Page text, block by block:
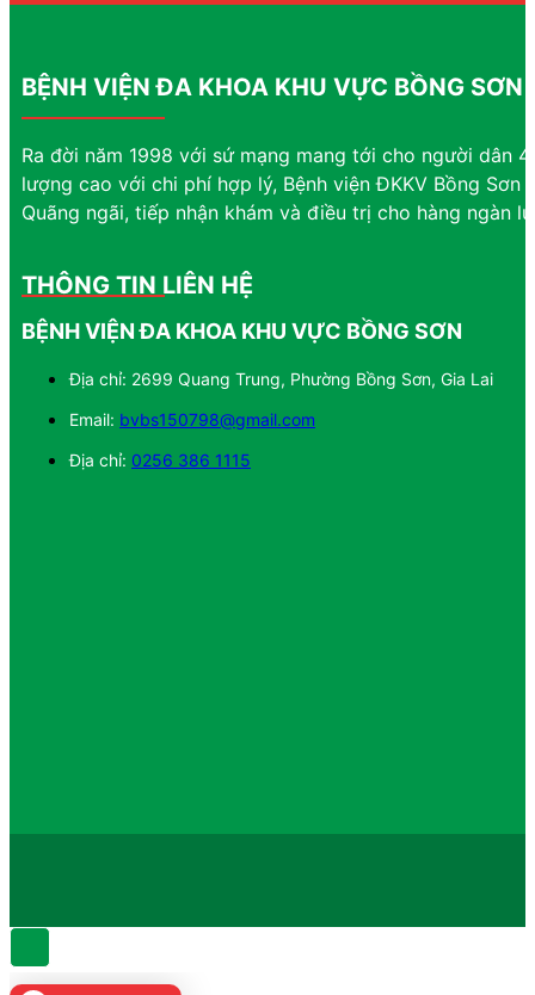
BỆNH VIỆN ĐA KHOA KHU VỰC BỒNG SƠN
Ra đời năm 1998 với sứ mạng mang tới cho người dân
lượng cao với chi phí hợp lý, Bệnh viện ĐKKV Bồng
Quãng ngãi, tiếp nhận khám và điều trị cho hàng ngàn
THÔNG TIN LIÊN HỆ
BỆNH VIỆN ĐA KHOA KHU VỰC BỒNG SƠN
Địa chỉ: 2699 Quang Trung, Phường Bồng Sơn, Gia Lai
Email: bvbs150798@gmail.com
Địa chỉ: 0256 386 1115